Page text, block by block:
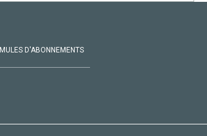
D'ABONNEMENTS